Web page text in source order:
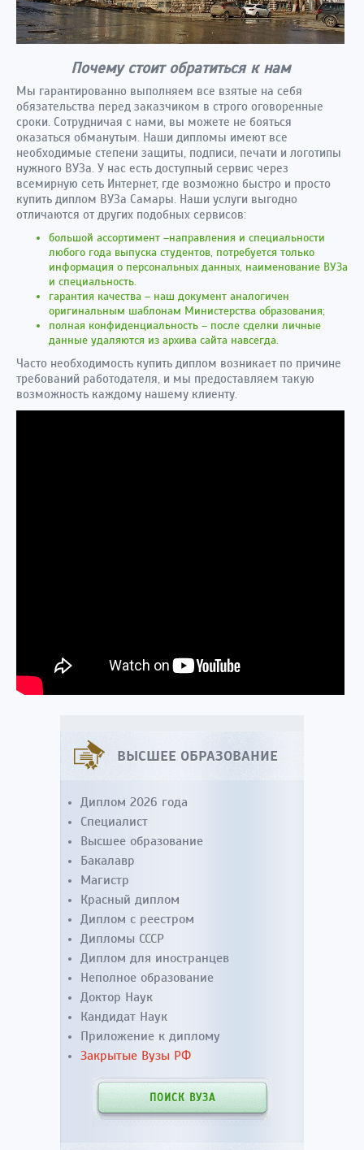
Почему стоит обратиться к нам
Мы гарантированно выполняем все взятые на себя
обязательства перед заказчиком в строго оговоренные
сроки. Сотрудничая с нами, вы можете не бояться
оказаться обманутым. Наши дипломы имеют все
необходимые степени защиты, подписи, печати и логотипы
нужного ВУЗа. У нас есть доступный сервис через
всемирную сеть Интернет, где возможно быстро и просто
купить диплом ВУЗа Самары. Наши услуги выгодно
отличаются от других подобных сервисов:
большой ассортимент –направления и специальности
любого года выпуска студентов, потребуется только
информация о персональных данных, наименование ВУЗа
и специальность.
гарантия качества – наш документ аналогичен
оригинальным шаблонам Министерства образования;
полная конфиденциальность – после сделки личные
данные удаляются из архива сайта навсегда.
Часто необходимость купить диплом возникает по причине
требований работодателя, и мы предоставляем такую
возможность каждому нашему клиенту.
ВЫСШЕЕ ОБРАЗОВАНИЕ
Диплом 2026 года
Специалист
Высшее образование
Бакалавр
Магистр
Красный диплом
Диплом с реестром
Дипломы СССР
Диплом для иностранцев
Неполное образование
Доктор Наук
Кандидат Наук
Приложение к диплому
Закрытые Вузы РФ
ПОИСК ВУЗА